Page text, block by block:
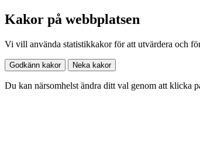
Kakor på webbplatsen
Vi vill använda statistikkakor för att utvärdera och
Godkänn kakor Neka kakor
Du kan närsomhelst ändra ditt val genom att klicka